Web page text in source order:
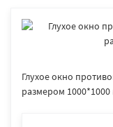
Глухое окно
размером